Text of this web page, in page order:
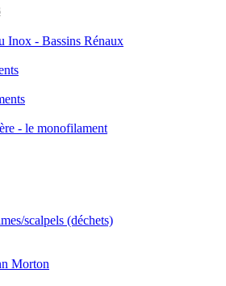
Inox - Bassins Rénaux
- le monofilament
scalpels (déchets)
Morton